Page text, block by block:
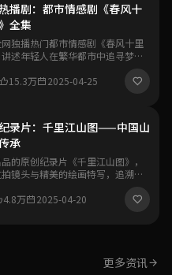
播剧：都市情感剧《春风十
全集
独播热门都市情感剧《春风十里
述年轻人在繁华都市中追寻梦想
15.3万 2025-04-25
录片：千里江山图——中国山
承
的原创纪录片《千里江山图》，
镜头与精美的绘画特写，追溯中
的独特魅力。
4.8万 2025-04-20
更多资讯